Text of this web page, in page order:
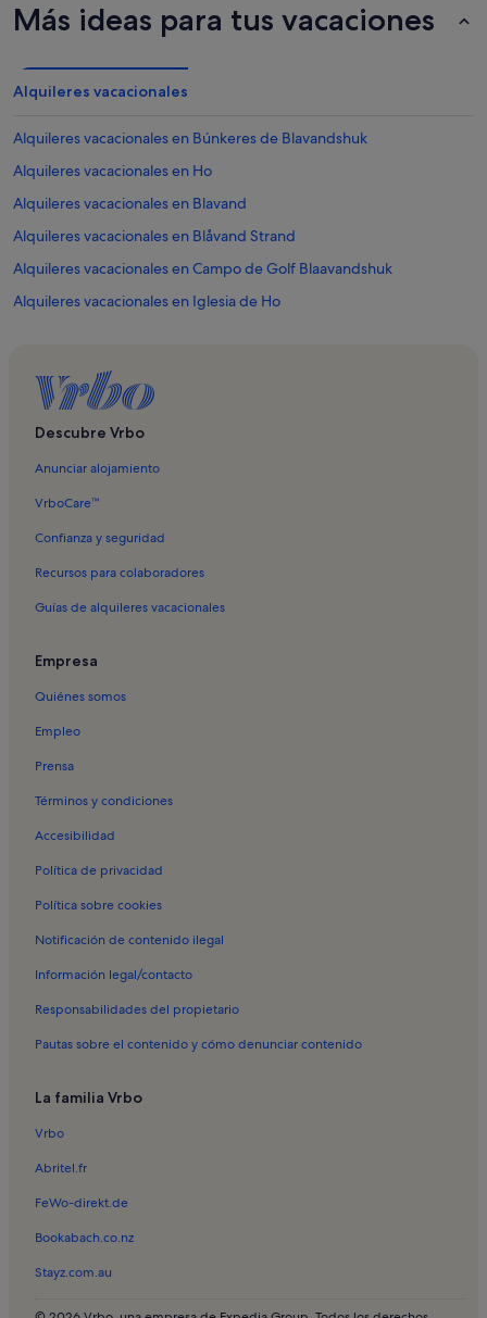
Más ideas para tus vacaciones
Alquileres vacacionales
Alquileres vacacionales en Búnkeres de Blavandshuk
Alquileres vacacionales en Ho
Alquileres vacacionales en Blavand
Alquileres vacacionales en Blåvand Strand
Alquileres vacacionales en Campo de Golf Blaavandshuk
Alquileres vacacionales en Iglesia de Ho
Alquileres vacacionales en Vejers
Descubre Vrbo
Anunciar alojamiento
VrboCare™
Confianza y seguridad
Recursos para colaboradores
Guías de alquileres vacacionales
Empresa
Quiénes somos
Empleo
Prensa
Términos y condiciones
Accesibilidad
Política de privacidad
Política sobre cookies
Notificación de contenido ilegal
Información legal/contacto
Responsabilidades del propietario
Pautas sobre el contenido y cómo denunciar contenido
La familia Vrbo
Vrbo
Abritel.fr
FeWo-direkt.de
Bookabach.co.nz
Stayz.com.au